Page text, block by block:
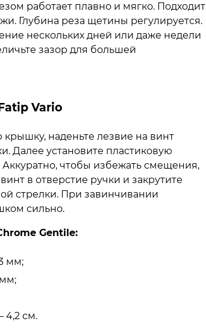
работает плавно и мягко. Подходит
Глубина реза щетины регулируется.
нескольких дней или даже недели
зазор для большей
Vario
наденьте лезвие на винт
Далее установите пластиковую
Аккуратно, чтобы избежать смещения,
в отверстие ручки и закрутите
стрелки. При завинчивании
сильно.
Gentile:
мм;
4,2 см.